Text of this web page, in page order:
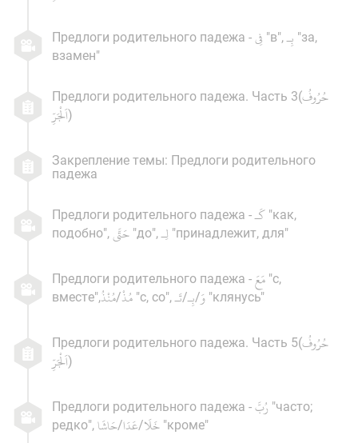
Предлоги родительного падежа - "в",
"за,
взамен"
Предлоги родительного падежа. Часть 3(
)
Закрепление темы: Предлоги родительного
падежа
Предлоги родительного падежа -
"как,
подобно",
"до", "принадлежит, для"
Предлоги родительного падежа -
"с,
вместе",
/ "с, со", / / "клянусь"
Предлоги родительного падежа. Часть 5(
)
Предлоги родительного падежа -
"часто;
редко",
/ / "кроме"